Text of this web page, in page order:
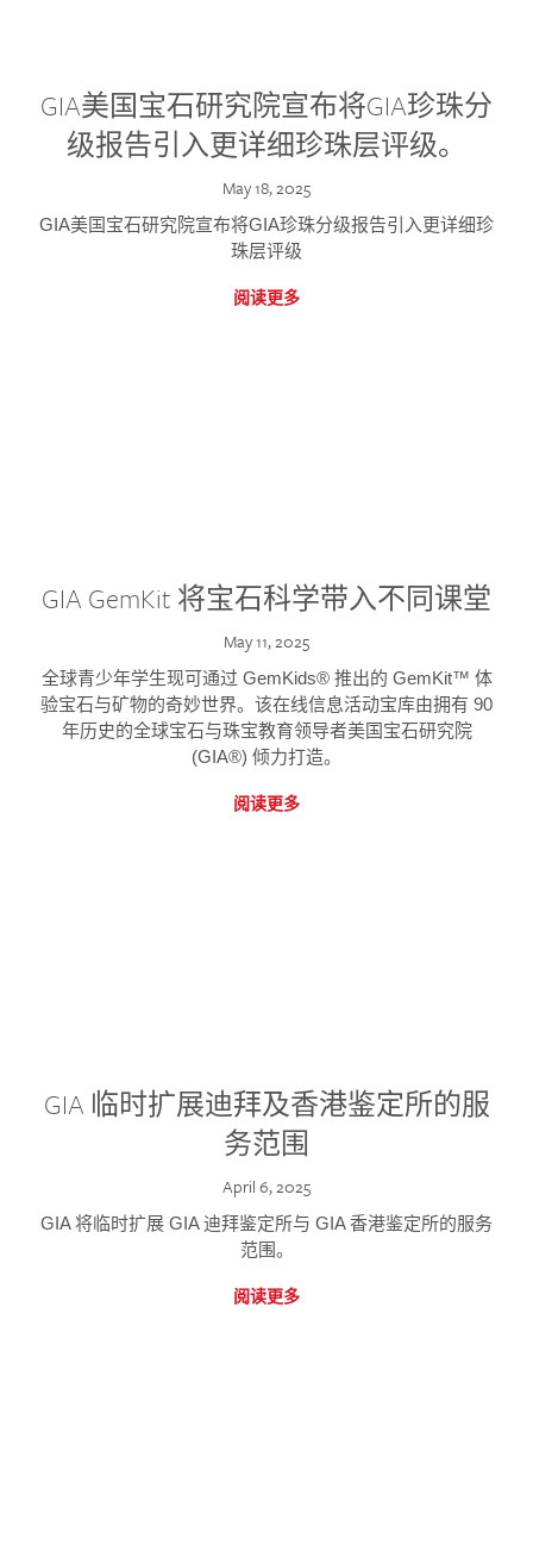
GIA美国宝石研究院宣布将GIA珍珠分
级报告引入更详细珍珠层评级。
May 18, 2025
GIA美国宝石研究院宣布将GIA珍珠分级报告引入更详细珍
珠层评级
阅读更多
GIA GemKit 将宝石科学带入不同课堂
May 11, 2025
全球青少年学生现可通过 GemKids® 推出的 GemKit™ 体
验宝石与矿物的奇妙世界。该在线信息活动宝库由拥有 90
年历史的全球宝石与珠宝教育领导者美国宝石研究院
(GIA®) 倾力打造。
阅读更多
GIA 临时扩展迪拜及香港鉴定所的服
务范围
April 6, 2025
GIA 将临时扩展 GIA 迪拜鉴定所与 GIA 香港鉴定所的服务
范围。
阅读更多